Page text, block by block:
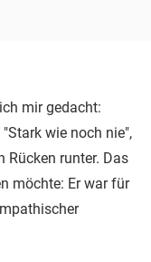
mir gedacht:
wie noch nie",
runter. Das
möchte: Er war für